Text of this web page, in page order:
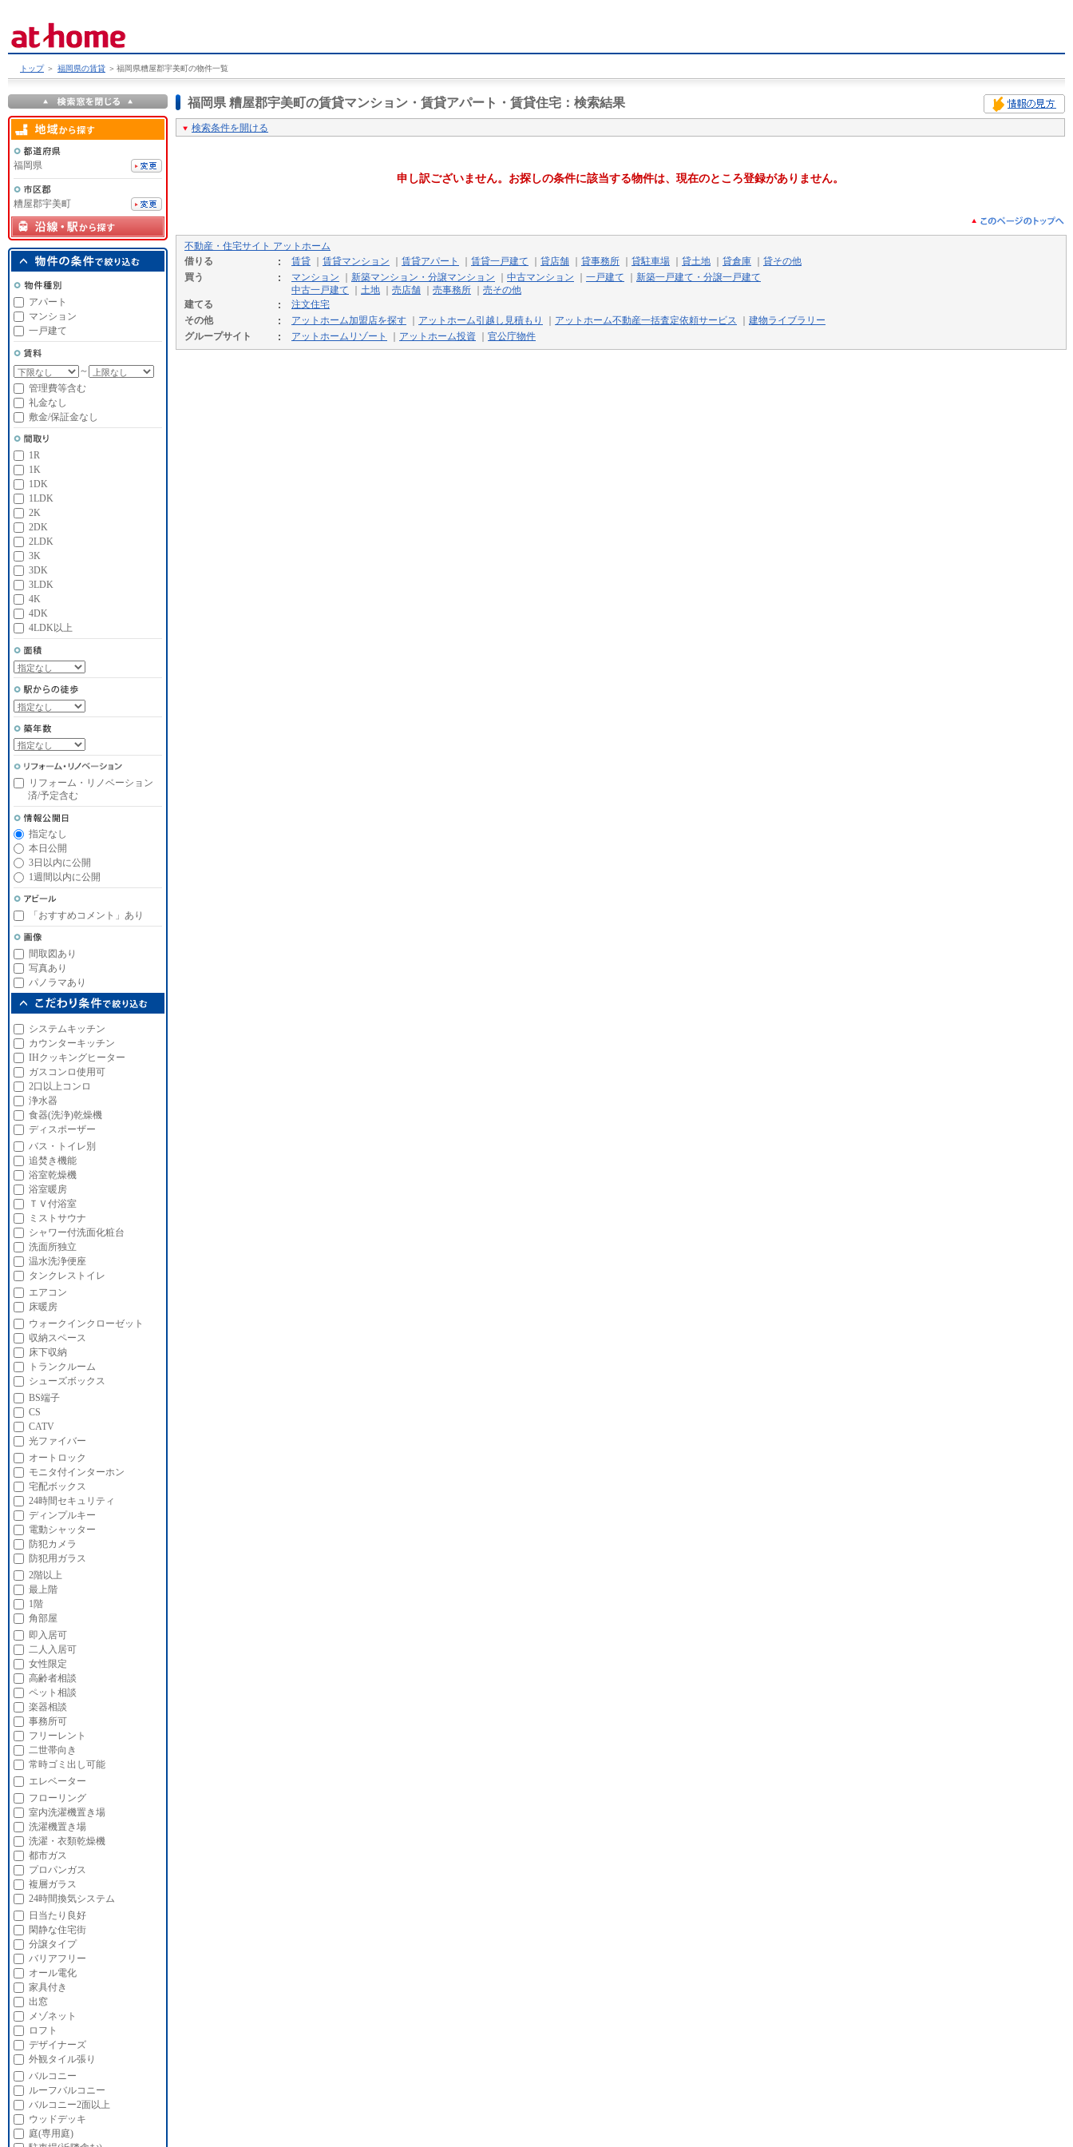
トップ ＞ 福岡県の賃貸 ＞ 福岡県糟屋郡宇美町の物件一覧
福岡県 糟屋郡宇美町の賃貸マンション・賃貸アパート・賃貸住宅 ：検索結果
検索条件を開ける
申し訳ございません。お探しの条件に該当する物件は、現在のところ登録がありません。
不動産・住宅サイト アットホーム
借りる
賃貸 賃貸マンション 賃貸アパート 賃貸一戸建て 貸店舗 貸事務所 貸駐車場 貸土地 貸倉庫
貸その他
買う
マンション 新築マンション・分譲マンション 中古マンション 一戸建て
新築一戸建て・分譲一戸建て
中古一戸建て
土地 売店舗 売事務所
売その他
建てる
注文住宅
その他
アットホーム加盟店を探す アットホーム引越し見積もり アットホーム不動産一括査定依頼サービス
建物ライブラリー
グループサイト
アットホームリゾート アットホーム投資 官公庁物件
福岡県
糟屋郡宇美町
アパート
マンション
一戸建て
～
管理費等含む
礼金なし
敷金/保証金なし
1R
1K
1DK
1LDK
2K
2DK
2LDK
3K
3DK
3LDK
4K
4DK
4LDK以上
リフォーム・リノベーション
済/予定含む
指定なし
本日公開
3日以内に公開
1週間以内に公開
「おすすめコメント」あり
間取図あり
写真あり
パノラマあり
システムキッチン
カウンターキッチン
IHクッキングヒーター
ガスコンロ使用可
2口以上コンロ
浄水器
食器(洗浄)乾燥機
ディスポーザー
バス・トイレ別
追焚き機能
浴室乾燥機
浴室暖房
ＴＶ付浴室
ミストサウナ
シャワー付洗面化粧台
洗面所独立
温水洗浄便座
タンクレストイレ
エアコン
床暖房
ウォークインクローゼット
収納スペース
床下収納
トランクルーム
シューズボックス
BS端子
CS
CATV
光ファイバー
オートロック
モニタ付インターホン
宅配ボックス
24時間セキュリティ
ディンプルキー
電動シャッター
防犯カメラ
防犯用ガラス
2階以上
最上階
1階
角部屋
即入居可
二人入居可
女性限定
高齢者相談
ペット相談
楽器相談
事務所可
フリーレント
二世帯向き
常時ゴミ出し可能
エレベーター
フローリング
室内洗濯機置き場
洗濯機置き場
洗濯・衣類乾燥機
都市ガス
プロパンガス
複層ガラス
24時間換気システム
日当たり良好
閑静な住宅街
分譲タイプ
バリアフリー
オール電化
家具付き
出窓
メゾネット
ロフト
デザイナーズ
外観タイル張り
バルコニー
ルーフバルコニー
バルコニー2面以上
ウッドデッキ
庭(専用庭)